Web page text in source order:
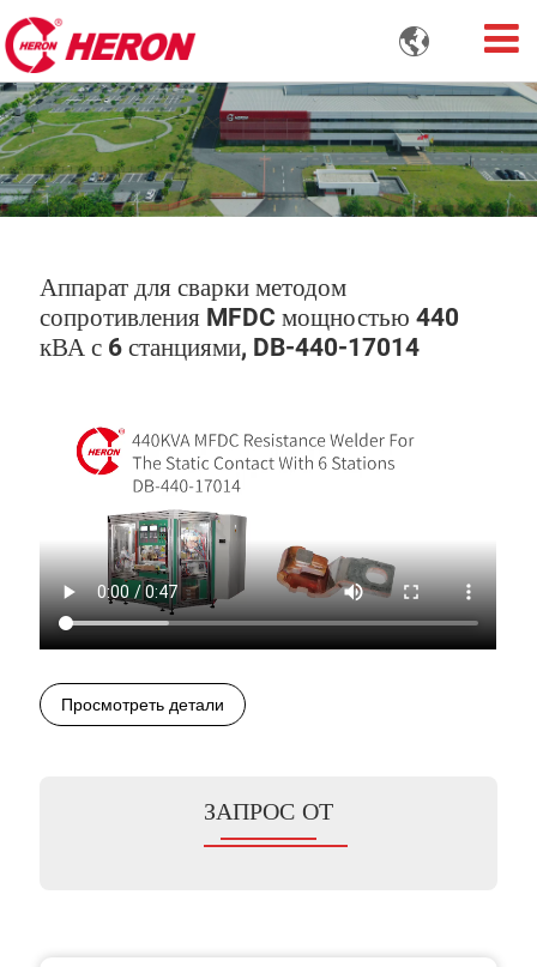

Аппарат для сварки методом
сопротивления MFDC мощностью 440
кВА с 6 станциями, DB-440-17014
Просмотреть детали
ЗАПРОС ОТ